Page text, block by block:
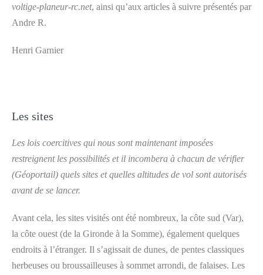
voltige-planeur-rc.net, ainsi qu’aux articles à suivre présentés par
Andre R.
Henri Garnier
Les sites
Les lois coercitives qui nous sont maintenant imposées
restreignent les possibilités et il incombera à chacun de vérifier
(Géoportail) quels sites et quelles altitudes de vol sont autorisés
avant de se lancer.
Avant cela, les sites visités ont été nombreux, la côte sud (Var),
la côte ouest (de la Gironde à la Somme), également quelques
endroits à l’étranger. Il s’agissait de dunes, de pentes classiques
herbeuses ou broussailleuses à sommet arrondi, de falaises. Les